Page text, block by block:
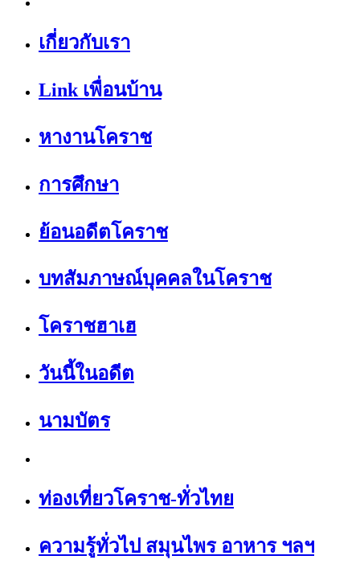
เกี่ยวกับเรา
Link เพื่อนบ้าน
หางานโคราช
การศึกษา
ย้อนอดีตโคราช
บทสัมภาษณ์บุคคลในโคราช
โคราชฮาเฮ
วันนี้ในอดีต
นามบัตร
ท่องเที่ยวโคราช-ทั่วไทย
ความรู้ทั่วไป สมุนไพร อาหาร ฯลฯ